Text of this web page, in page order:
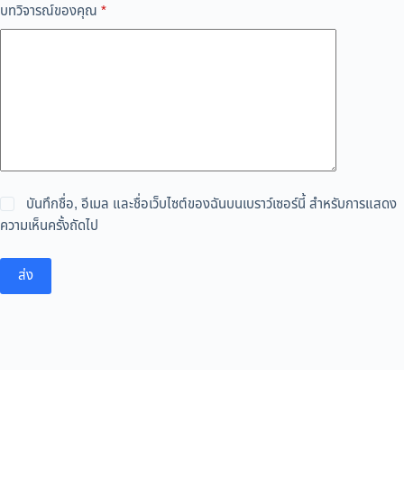
บทวิจารณ์ของคุณ *
บันทึกชื่อ, อีเมล และชื่อเว็บไซต์ของฉันบนเบราว์เซอร์นี้ สำหรับการแสดง
ความเห็นครั้งถัดไป
ส่ง